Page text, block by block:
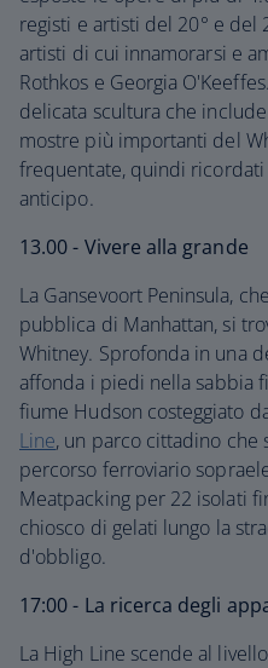
registi e artisti del 20° e del
artisti di cui innamorarsi e
Rothkos e Georgia
delicata scultura che
mostre più importanti del
frequentate, quindi
anticipo.
13.00 - Vivere alla grande
La Gansevoort Peninsula,
pubblica di Manhattan, si
Whitney. Sprofonda in una
affonda i piedi nella sabbia
fiume Hudson costeggiato
Line, un parco cittadino che
percorso ferroviario
Meatpacking per 22 isolati
chiosco di gelati lungo la
d'obbligo.
17:00 - La ricerca degli
La High Line scende al